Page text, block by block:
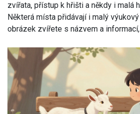
zvířata, přístup k hřišti a někdy i malá
Některá místa přidávají i malý
obrázek zvířete s názvem a